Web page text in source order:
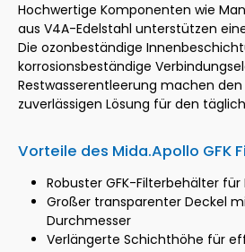
Hochwertige Komponenten wie
aus V4A-Edelstahl unterstützen
Die ozonbeständige
korrosionsbeständige
Restwasserentleerung machen
zuverlässigen Lösung für den
Vorteile des Mida.Apollo GFK
Robuster GFK-Filterbehälter
Großer transparenter Deckel
Durchmesser
Verlängerte Schichthöhe für